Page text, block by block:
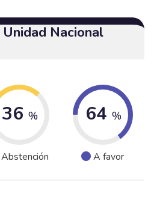
Nacional
36 %
Abstención
64 %
A favor